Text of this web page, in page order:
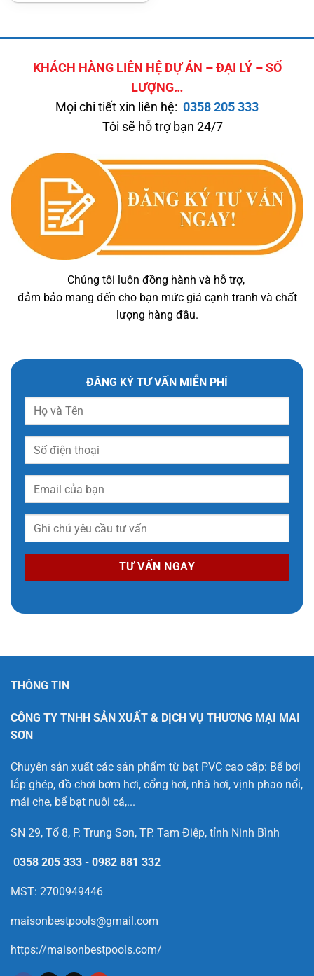
KHÁCH HÀNG LIÊN HỆ DỰ ÁN – ĐẠI LÝ – SỐ
LƯỢNG…
Mọi chi tiết xin liên hệ: 0358 205 333
Tôi sẽ hỗ trợ bạn 24/7
Chúng tôi luôn đồng hành và hỗ trợ,
đảm bảo mang đến cho bạn mức giá cạnh tranh và chất
lượng hàng đầu.
ĐĂNG KÝ TƯ VẤN MIỄN PHÍ
THÔNG TIN
CÔNG TY TNHH SẢN XUẤT & DỊCH VỤ THƯƠNG MẠI MAI
SƠN
Chuyên sản xuất các sản phẩm từ bạt PVC cao cấp: Bể bơi
lắp ghép, đồ chơi bơm hơi, cổng hơi, nhà hơi, vịnh phao nổi,
mái che, bể bạt nuôi cá,...
SN 29, Tổ 8, P. Trung Sơn, TP. Tam Điệp, tỉnh Ninh Bình
0358 205 333 - 0982 881 332
MST: 2700949446
maisonbestpools@gmail.com
https://maisonbestpools.com/